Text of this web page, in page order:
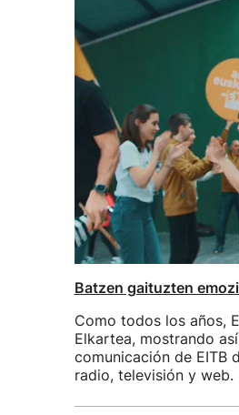
Batzen gaituzten
Como todos los años,
Elkartea, mostrando
comunicación de EITB
radio, televisión y web.